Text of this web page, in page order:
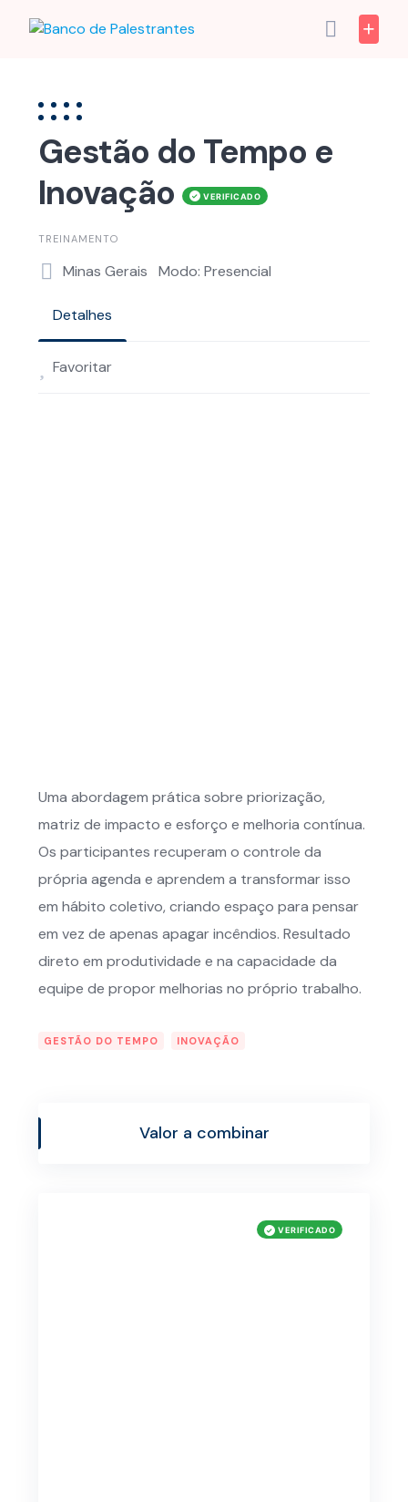
Gestão do Tempo e
Inovação
TREINAMENTO
Minas Gerais Modo: Presencial
Detalhes
Favoritar
Uma abordagem prática sobre priorização,
matriz de impacto e esforço e melhoria contínua.
Os participantes recuperam o controle da
própria agenda e aprendem a transformar isso
em hábito coletivo, criando espaço para pensar
em vez de apenas apagar incêndios. Resultado
direto em produtividade e na capacidade da
equipe de propor melhorias no próprio trabalho.
GESTÃO DO TEMPO INOVAÇÃO
Valor a combinar